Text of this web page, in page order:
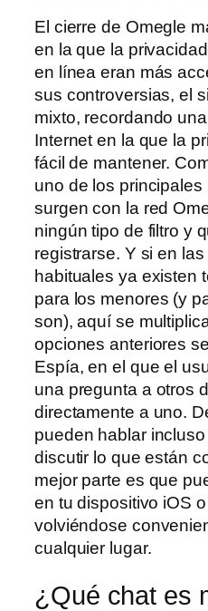
El cierre de Omegle
en la que la
en línea eran más
sus controversias, el
mixto, recordando
Internet en la que la
fácil de mantener.
uno de los principales
surgen con la red
ningún tipo de filtro y
registrarse. Y si en
habituales ya existen
para los menores (y
son), aquí se
opciones anteriores
Espía, en el que el
una pregunta a otros
directamente a uno.
pueden hablar
discutir lo que están
mejor parte es que
en tu dispositivo iOS
volviéndose
cualquier lugar.
¿Qué chat es